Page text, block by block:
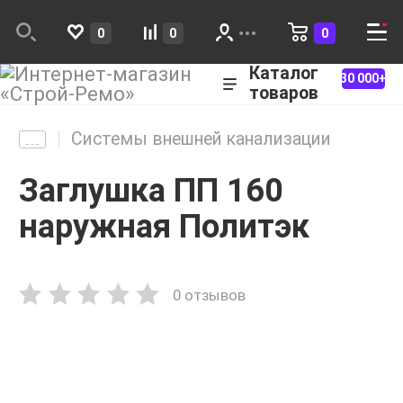
0 0 0
Каталог
товаров
30 000+
Системы внешней канализации
Заглушка ПП 160
наружная Политэк
0 отзывов